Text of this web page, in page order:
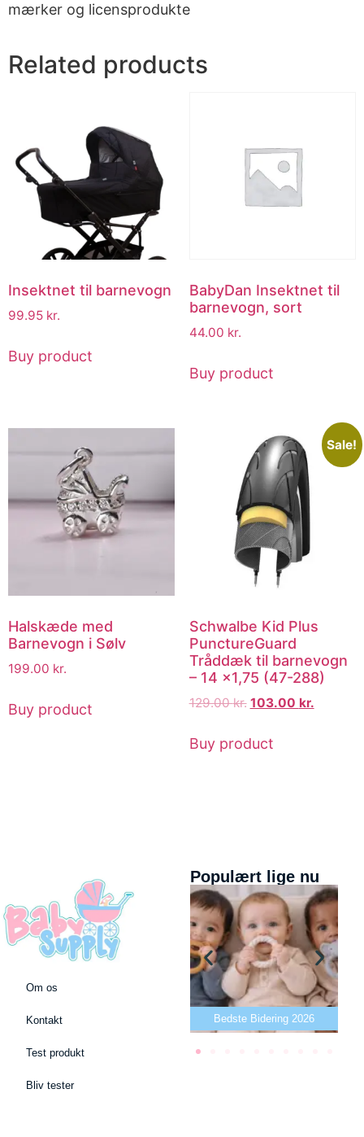
mærker og licensprodukte
Related products
Insektnet til barnevogn
99.95 kr.
Buy product
BabyDan Insektnet til
barnevogn, sort
44.00 kr.
Buy product
Halskæde med
Barnevogn i Sølv
199.00 kr.
Buy product
Sale!
Schwalbe Kid Plus
PunctureGuard
Tråddæk til barnevogn
– 14 x1,75 (47-288)
129.00kr. 103.00 kr.
Buy product
Om os
Kontakt
Test produkt
Bliv tester
Populært lige nu
Bedste puslepude 2026 Bedste Bidering 2026